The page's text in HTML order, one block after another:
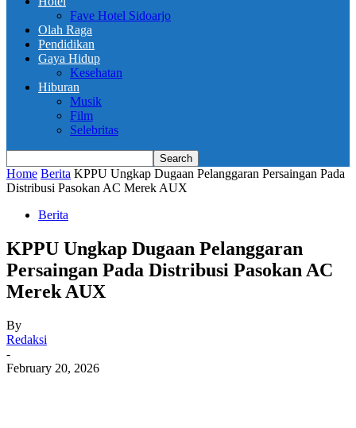
Fave Hotel Sidoarjo
Olah Raga
Pendidikan
Gaya Hidup
Kesehatan
Hiburan
Musik
Film
Selebritas
Home Berita KPPU Ungkap Dugaan Pelanggaran Persaingan Pada
Distribusi Pasokan AC Merek AUX
Berita
KPPU Ungkap Dugaan Pelanggaran
Persaingan Pada Distribusi Pasokan AC
Merek AUX
By
Redaksi
-
February 20, 2026